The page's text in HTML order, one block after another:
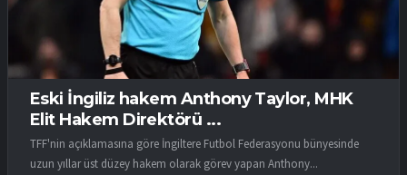
Eski İngiliz hakem Anthony Taylor, MHK
Elit Hakem Direktörü ...
TFF'nin açıklamasına göre İngiltere Futbol Federasyonu bünyesinde
uzun yıllar üst düzey hakem olarak görev yapan Anthony...